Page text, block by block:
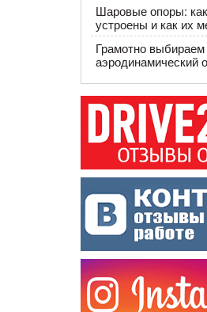
Шаровые опоры:
устроены и как их
Грамотно выбираем
аэродинамический